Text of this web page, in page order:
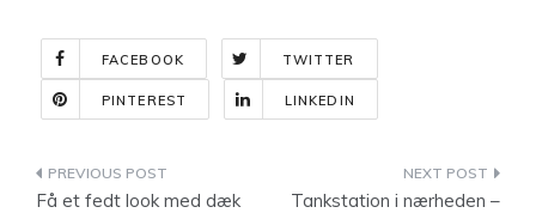
FACEBOOK TWITTER
PINTEREST LINKEDIN
Indlægsnavigation
Få et fedt look med dæk
Tankstation i nærheden –